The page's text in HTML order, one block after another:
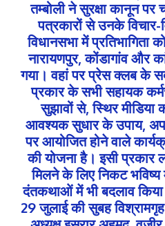
तम्बोली ने सुरक्षा कानून
पत्रकारों से उनके विचार-
विधानसभा में प्रतिभागिता
नारायणपुर, कोंडागांव और
गया। वहां पर प्रेस क्लब के
प्रकार के सभी सहायक
सुझावों से, स्थिर मीडिया
आवश्यक सुधार के उपाय,
पर आयोजित होने वाले
की योजना है। इसी प्रकार
मिलने के लिए निकट
दंतकथाओं में भी बदलाव किया
29 जुलाई की सुबह